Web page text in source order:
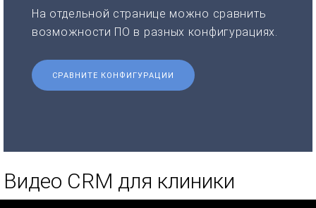
На отдельной странице можно сравнить
возможности ПО в разных конфигурациях.
СРАВНИТЕ КОНФИГУРАЦИИ
Видео CRM для клиники